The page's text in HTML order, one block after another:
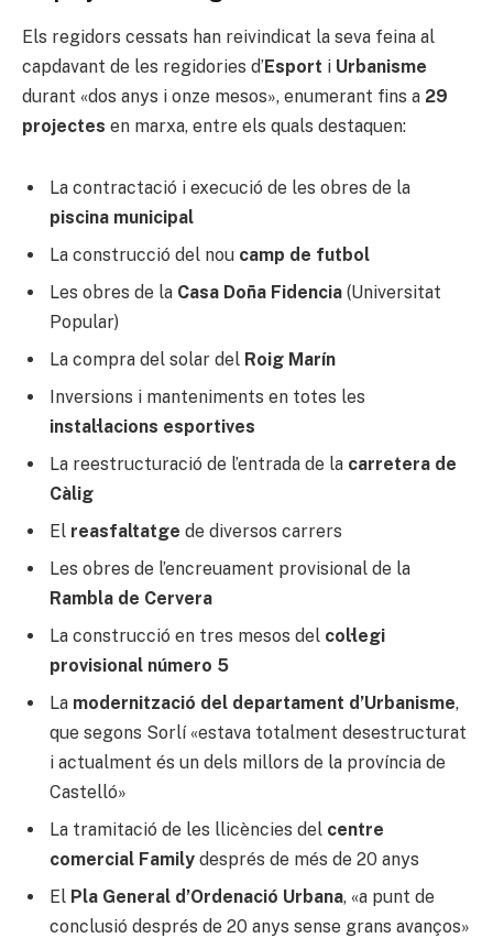
Els regidors cessats han reivindicat la seva feina al
capdavant de les regidories d’Esport i Urbanisme
durant «dos anys i onze mesos», enumerant fins a 29
projectes en marxa, entre els quals destaquen:
La contractació i execució de les obres de la
piscina municipal
La construcció del nou camp de futbol
Les obres de la Casa Doña Fidencia (Universitat
Popular)
La compra del solar del Roig Marín
Inversions i manteniments en totes les
instal·lacions esportives
La reestructuració de l’entrada de la carretera de
Càlig
El reasfaltatge de diversos carrers
Les obres de l’encreuament provisional de la
Rambla de Cervera
La construcció en tres mesos del col·legi
provisional número 5
La modernització del departament d’Urbanisme,
que segons Sorlí «estava totalment desestructurat
i actualment és un dels millors de la província de
Castelló»
La tramitació de les llicències del centre
comercial Family després de més de 20 anys
El Pla General d’Ordenació Urbana, «a punt de
conclusió després de 20 anys sense grans avanços»